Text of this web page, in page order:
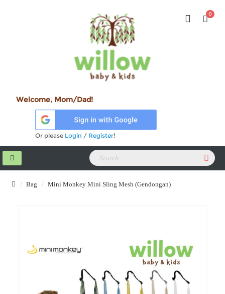
0
Welcome, Mom/Dad!
Or please Login / Register!
Bag Mini Monkey Mini Sling Mesh (Gendongan)